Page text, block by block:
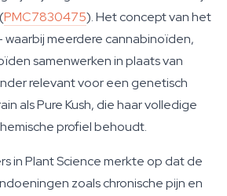
PMC7830475). Het concept van het
waarbij meerdere cannabinoïden,
samenwerken in plaats van
relevant voor een genetisch
als Pure Kush, die haar volledige
profiel behoudt.
in Plant Science merkte op dat de
zoals chronische pijn en